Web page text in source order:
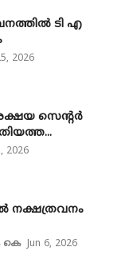
ടി എ
2026
സെന്റർ
2026
നക്ഷത്രവനം
കെ Jun 6, 2026